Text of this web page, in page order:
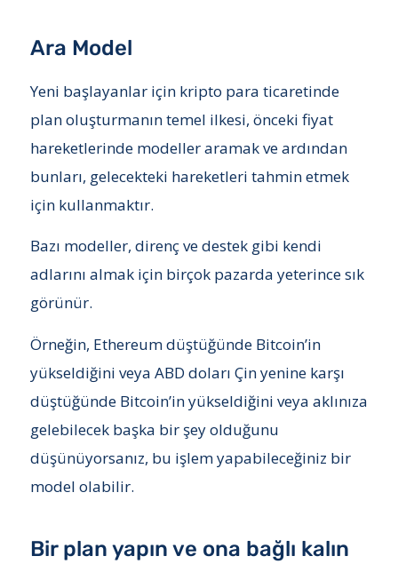
Ara Model
Yeni başlayanlar için kripto para ticaretinde
plan oluşturmanın temel ilkesi, önceki fiyat
hareketlerinde modeller aramak ve ardından
bunları, gelecekteki hareketleri tahmin etmek
için kullanmaktır.
Bazı modeller, direnç ve destek gibi kendi
adlarını almak için birçok pazarda yeterince sık
görünür.
Örneğin, Ethereum düştüğünde Bitcoin’in
yükseldiğini veya ABD doları Çin yenine karşı
düştüğünde Bitcoin’in yükseldiğini veya aklınıza
gelebilecek başka bir şey olduğunu
düşünüyorsanız, bu işlem yapabileceğiniz bir
model olabilir.
Bir plan yapın ve ona bağlı kalın